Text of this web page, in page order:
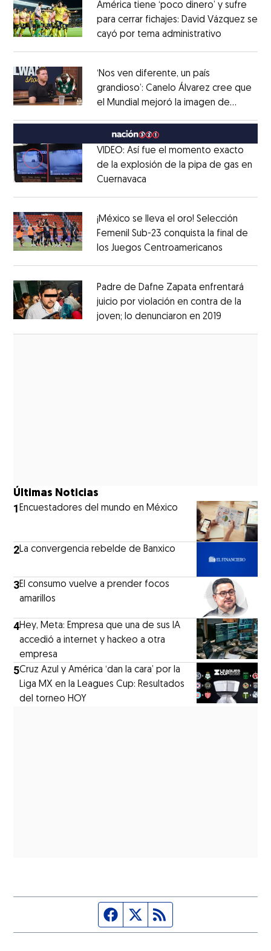
América tiene ‘poco dinero’ y sufre
para cerrar fichajes: David Vázquez se
cayó por tema administrativo
‘Nos ven diferente, un país
grandioso’: Canelo Álvarez cree que
el Mundial mejoró la imagen de
MéxicoOpens in new window
VIDEO: Así fue el momento exacto
de la explosión de la pipa de gas en
Cuernavaca
¡México se lleva el oro! Selección
Femenil Sub-23 conquista la final de
los Juegos Centroamericanos
Padre de Dafne Zapata enfrentará
juicio por violación en contra de la
joven; lo denunciaron en 2019
Últimas Noticias
1Encuestadores del mundo en México
2La convergencia rebelde de Banxico
3El consumo vuelve a prender focos
amarillos
4Hey, Meta: Empresa que una de sus IA
accedió a internet y hackeo a otra
empresa
5Cruz Azul y América ‘dan la cara’ por la
Liga MX en la Leagues Cup: Resultados
del torneo HOY
Página de Facebook
Fuente Twitter